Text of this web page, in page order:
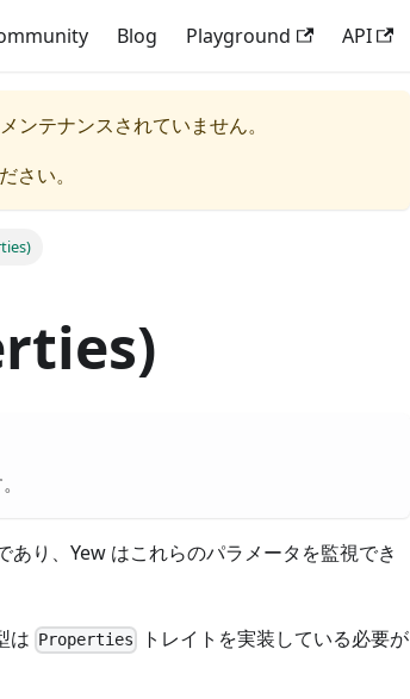
Blog Playground API
ンテナンスされていません。
さい。
り、Yew はこれらのパラメータを監視でき
は Properties
トレイトを実装している必要が